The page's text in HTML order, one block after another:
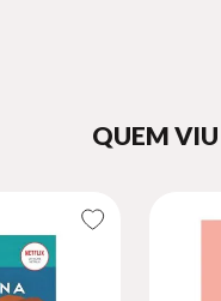
QUEM VIU